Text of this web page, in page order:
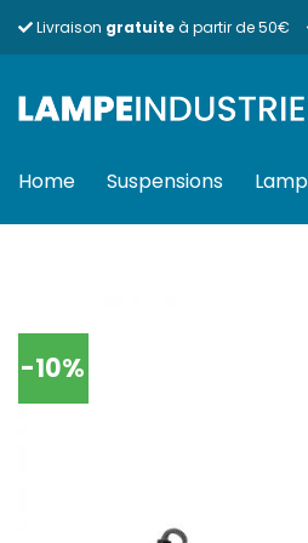
Livraison gratuiteà partir de 50€
Home Suspensions
-10%